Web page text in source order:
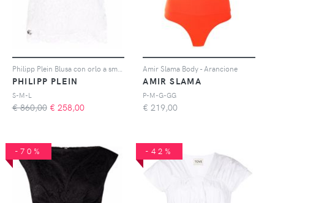
Philipp Plein Blusa con orlo a smerlo - Toni neutri
PHILIPP PLEIN
S-M-L
€ 860,00 € 258,00
Amir Slama Body - Arancione
AMIR SLAMA
P-M-G-GG
€ 219,00
-70% -42%